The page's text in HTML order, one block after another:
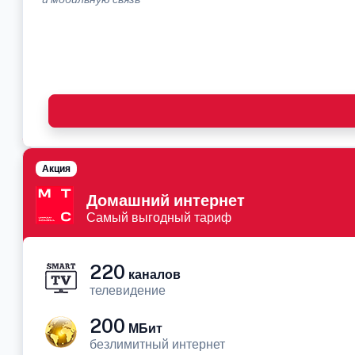
Домашний интернет
Самый выгодный тариф
Акция
220 каналов
телевидение
200 МБит
безлимитный интернет